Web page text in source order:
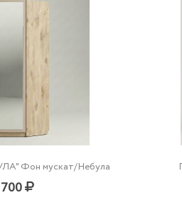
Фон мускат/Небула